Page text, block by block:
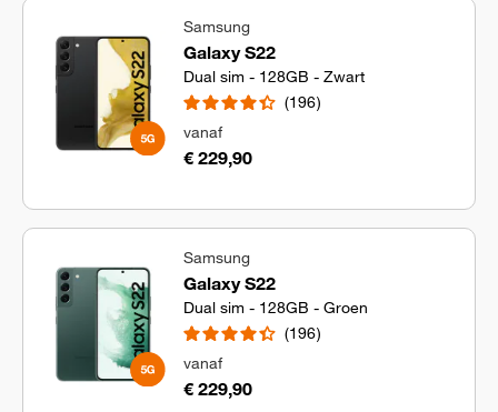
Samsung
Galaxy S22
Dual sim - 128GB - Zwart
196
vanaf
€ 229,90
Samsung
Galaxy S22
Dual sim - 128GB - Groen
196
vanaf
€ 229,90